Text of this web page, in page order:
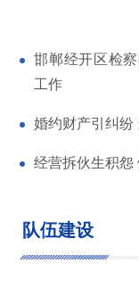
邯郸经开区检
工作
婚约财产引纠纷
经营拆伙生积怨
队伍建设